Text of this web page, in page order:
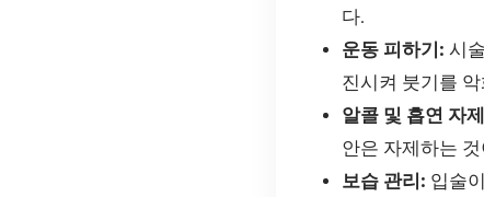
다.
운동 피하기: 시
진시켜 붓기를
알콜 및 흡연 자
안은 자제하는
보습 관리: 입술